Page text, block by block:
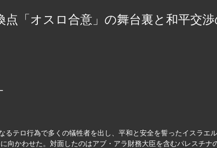
点「オスロ合意」の舞台裏と和平交
るテロ行為で多くの犠牲者を出し、平和と安全を誓ったイスラ
向かわせた。対面したのはアブ・アラ財務大臣を含むパレスチ